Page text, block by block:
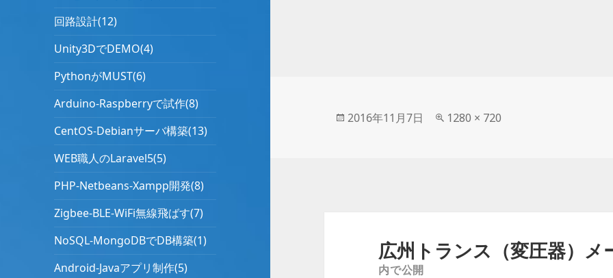
回路設計(12)
Unity3DでDEMO(4)
PythonがMUST(6)
Arduino-Raspberryで試作(8)
CentOS-Debianサーバ構築(13)
WEB職人のLaravel5(5)
PHP-Netbeans-Xampp開発(8)
Zigbee-BLE-WiFi無線飛ばす(7)
NoSQL-MongoDBでDB構築(1)
Android-Javaアプリ制作(5)
投
2016年11月7日
フ
1280 × 720
広州トランス（変圧器）メ
内で公開